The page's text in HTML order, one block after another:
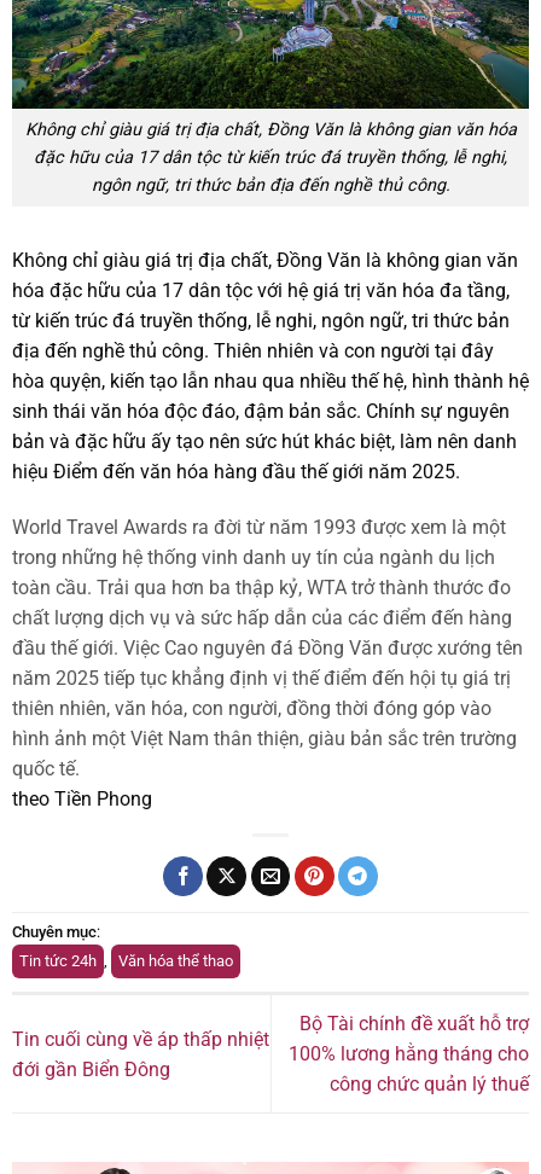
Không chỉ giàu giá trị địa chất, Đồng Văn là không gian văn hóa
đặc hữu của 17 dân tộc từ kiến trúc đá truyền thống, lễ nghi,
ngôn ngữ, tri thức bản địa đến nghề thủ công.
Không chỉ giàu giá trị địa chất, Đồng Văn là không gian văn
hóa đặc hữu của 17 dân tộc với hệ giá trị văn hóa đa tầng,
từ kiến trúc đá truyền thống, lễ nghi, ngôn ngữ, tri thức bản
địa đến nghề thủ công. Thiên nhiên và con người tại đây
hòa quyện, kiến tạo lẫn nhau qua nhiều thế hệ, hình thành hệ
sinh thái văn hóa độc đáo, đậm bản sắc. Chính sự nguyên
bản và đặc hữu ấy tạo nên sức hút khác biệt, làm nên danh
hiệu Điểm đến văn hóa hàng đầu thế giới năm 2025.
World Travel Awards ra đời từ năm 1993 được xem là một
trong những hệ thống vinh danh uy tín của ngành du lịch
toàn cầu. Trải qua hơn ba thập kỷ, WTA trở thành thước đo
chất lượng dịch vụ và sức hấp dẫn của các điểm đến hàng
đầu thế giới. Việc Cao nguyên đá Đồng Văn được xướng tên
năm 2025 tiếp tục khẳng định vị thế điểm đến hội tụ giá trị
thiên nhiên, văn hóa, con người, đồng thời đóng góp vào
hình ảnh một Việt Nam thân thiện, giàu bản sắc trên trường
quốc tế.
theo Tiền Phong
Chuyên mục:
Tin tức 24h , Văn hóa thể thao
Tin cuối cùng về áp thấp nhiệt
đới gần Biển Đông
Bộ Tài chính đề xuất hỗ trợ
100% lương hằng tháng cho
công chức quản lý thuế